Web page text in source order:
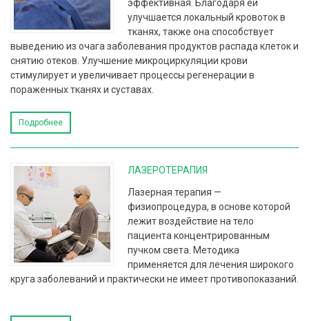
эффективная. Благодаря ей
улучшается локальный кровоток в
тканях, также она способствует
выведению из очага заболевания продуктов распада клеток и
снятию отеков. Улучшение микроциркуляции крови
стимулирует и увеличивает процессы регенерации в
пораженных тканях и суставах.
Подробнее
ЛАЗЕРОТЕРАПИЯ
Лазерная терапия —
физиопроцедура, в основе которой
лежит воздействие на тело
пациента концентрированным
пучком света. Методика
применяется для лечения широкого
круга заболеваний и практически не имеет противопоказаний.